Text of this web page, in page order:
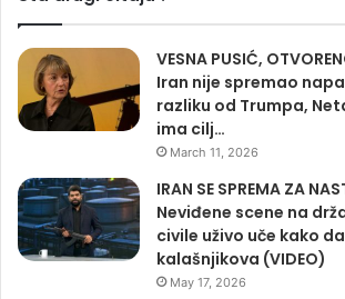
VESNA PUSIĆ,
Iran nije spremao
razliku od Trumpa,
ima cilj…
March 11, 2026
IRAN SE SPREMA ZA
Neviđene scene na
civile uživo uče kako
kalašnjikova (VIDEO)
May 17, 2026